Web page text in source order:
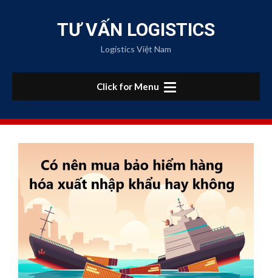
content
TƯ VẤN LOGISTICS
Logistics Việt Nam
Click for Menu